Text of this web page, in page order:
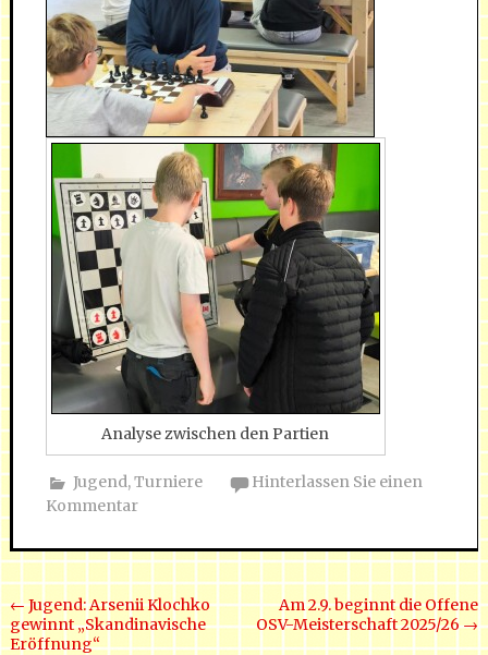
Analyse zwischen den Partien
Jugend,Turniere
Hinterlassen Sie einen
Kommentar
Beitrags Navigation
←Jugend: Arsenii Klochko
gewinnt „Skandinavische
Eröffnung“
Am 2.9. beginnt die Offene
OSV-Meisterschaft 2025/26→